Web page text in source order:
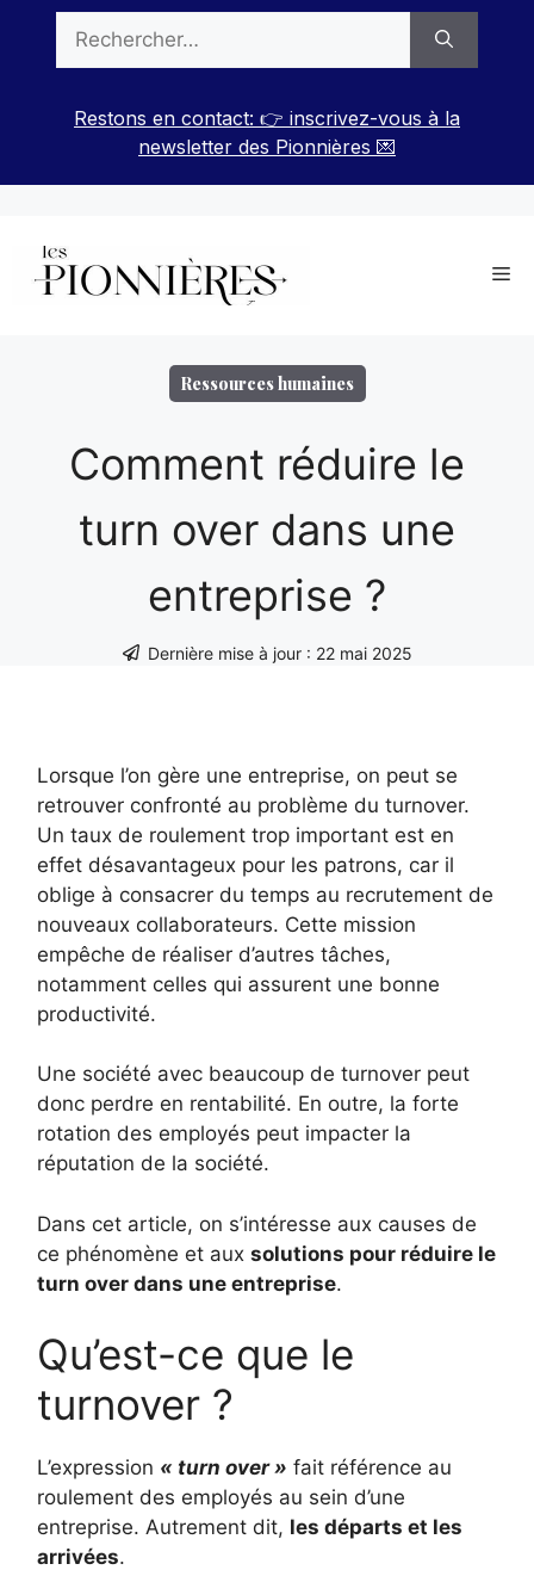
contenu
Restons en contact: 👉 inscrivez-vous à la
newsletter des Pionnières 💌
Ressources humaines
Comment réduire le
turn over dans une
entreprise ?
Dernière mise à jour : 22 mai 2025
Lorsque l’on gère une entreprise, on peut se
retrouver confronté au problème du turnover.
Un taux de roulement trop important est en
effet désavantageux pour les patrons, car il
oblige à consacrer du temps au recrutement de
nouveaux collaborateurs. Cette mission
empêche de réaliser d’autres tâches,
notamment celles qui assurent une bonne
productivité.
Une société avec beaucoup de turnover peut
donc perdre en rentabilité. En outre, la forte
rotation des employés peut impacter la
réputation de la société.
Dans cet article, on s’intéresse aux causes de
ce phénomène et aux solutions pour réduire le
turn over dans une entreprise.
Qu’est-ce que le
turnover ?
L’expression « turn over » fait référence au
roulement des employés au sein d’une
entreprise. Autrement dit, les départs et les
arrivées.